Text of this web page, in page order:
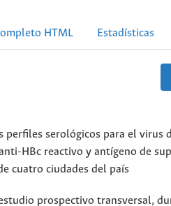
HTML Estadísticas
perfiles serológicos para el virus
HBc reactivo y antígeno de
cuatro ciudades del país
prospectivo transversal,